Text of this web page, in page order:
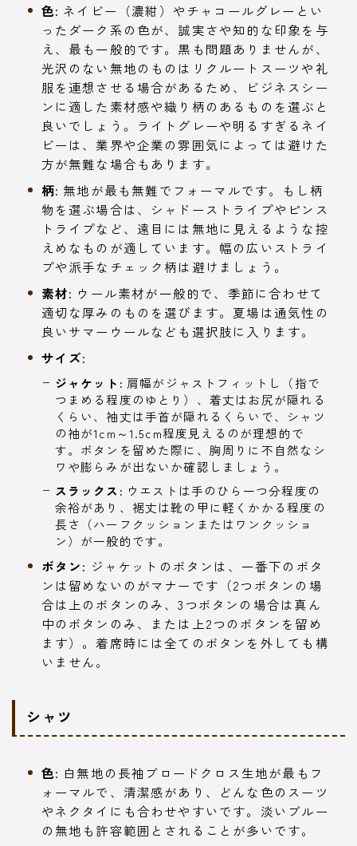
色: ネイビー（濃紺）やチャコールグレーとい
ったダーク系の色が、誠実さや知的な印象を与
え、最も一般的です。黒も問題ありませんが、
光沢のない無地のものはリクルートスーツや礼
服を連想させる場合があるため、ビジネスシー
ンに適した素材感や織り柄のあるものを選ぶと
良いでしょう。ライトグレーや明るすぎるネイ
ビーは、業界や企業の雰囲気によっては避けた
方が無難な場合もあります。
柄: 無地が最も無難でフォーマルです。もし柄
物を選ぶ場合は、シャドーストライプやピンス
トライプなど、遠目には無地に見えるような控
えめなものが適しています。幅の広いストライ
プや派手なチェック柄は避けましょう。
素材: ウール素材が一般的で、季節に合わせて
適切な厚みのものを選びます。夏場は通気性の
良いサマーウールなども選択肢に入ります。
サイズ:
ジャケット: 肩幅がジャストフィットし（指で
つまめる程度のゆとり）、着丈はお尻が隠れる
くらい、袖丈は手首が隠れるくらいで、シャツ
の袖が1cm～1.5cm程度見えるのが理想的で
す。ボタンを留めた際に、胸周りに不自然なシ
ワや膨らみが出ないか確認しましょう。
スラックス: ウエストは手のひら一つ分程度の
余裕があり、裾丈は靴の甲に軽くかかる程度の
長さ（ハーフクッションまたはワンクッショ
ン）が一般的です。
ボタン: ジャケットのボタンは、一番下のボタ
ンは留めないのがマナーです（2つボタンの場
合は上のボタンのみ、3つボタンの場合は真ん
中のボタンのみ、または上2つのボタンを留め
ます）。着席時には全てのボタンを外しても構
いません。
シャツ
色: 白無地の長袖ブロードクロス生地が最もフ
ォーマルで、清潔感があり、どんな色のスーツ
やネクタイにも合わせやすいです。淡いブルー
の無地も許容範囲とされることが多いです。